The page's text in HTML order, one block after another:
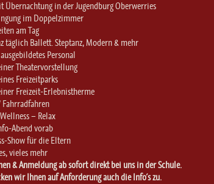
Übernachtung in der Jugendburg Oberwerries
im Doppelzimmer
am Tag
täglich Ballett. Steptanz, Modern & mehr
Personal
Theatervorstellung
Freizeitparks
Freizeit-Erlebnistherme
– Relax
Abend vorab
Show für die Eltern
vieles mehr
& Anmeldung ab sofort direkt bei uns in der Schule.
wir Ihnen auf Anforderung auch die Info´s zu.